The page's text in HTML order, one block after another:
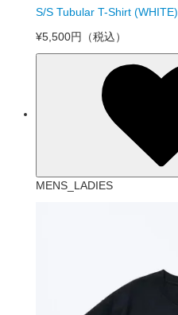
S/S Tubular T-Shirt (WHITE)
¥5,500円
（税込）
MENS_LADIES